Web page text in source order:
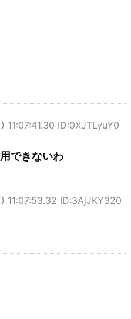
11:07:41.30 ID:0XJTLyuY0
できないわ
11:07:53.32 ID:3AjJKY320